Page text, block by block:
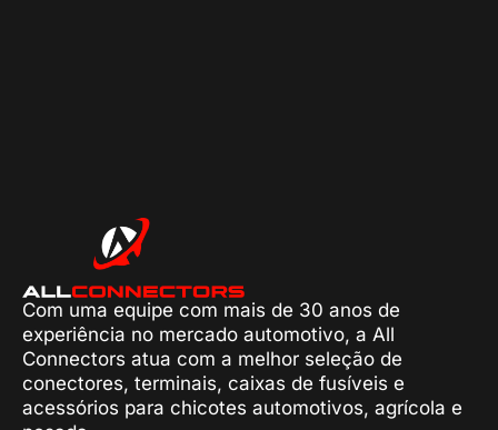
Com uma equipe com mais de 30 anos de
experiência no mercado automotivo, a All
Connectors atua com a melhor seleção de
conectores, terminais, caixas de fusíveis e
acessórios para chicotes automotivos, agrícola e